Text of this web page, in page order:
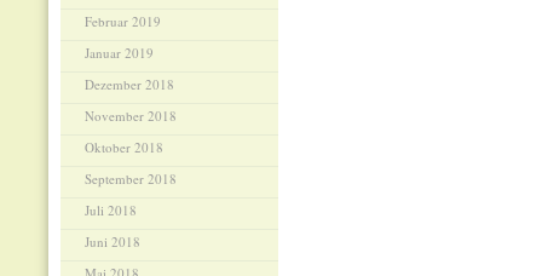
Februar 2019
Januar 2019
Dezember 2018
November 2018
Oktober 2018
September 2018
Juli 2018
Juni 2018